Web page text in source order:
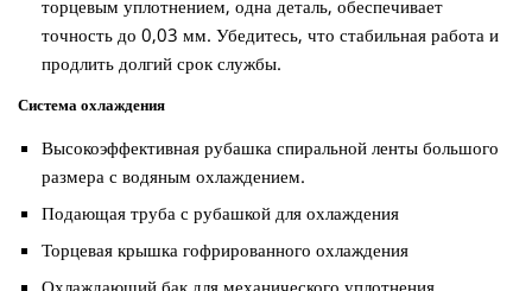
торцевым уплотнением, одна деталь, обеспечивает
точность до 0,03 мм. Убедитесь, что стабильная работа и
продлить долгий срок службы.
Система охлаждения
Высокоэффективная рубашка спиральной ленты большого
размера с водяным охлаждением.
Подающая труба с рубашкой для охлаждения
Торцевая крышка гофрированного охлаждения
Охлаждающий бак для механического уплотнения